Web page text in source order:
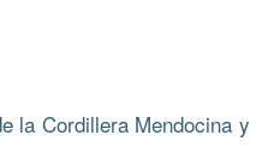
la Cordillera Mendocina y